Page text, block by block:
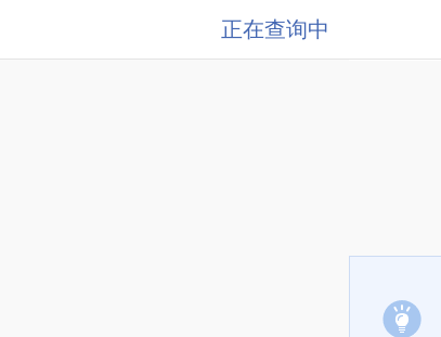
正在查询中